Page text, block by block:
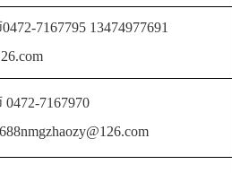
7167795 13474977691
0472-7167970